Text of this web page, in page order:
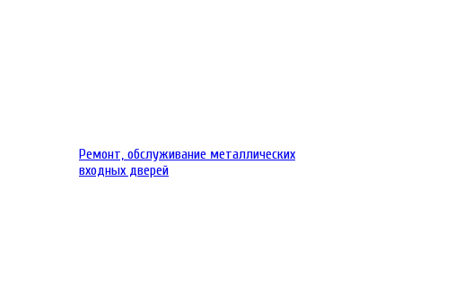
Ремонт, обслуживание металлических
входных дверей